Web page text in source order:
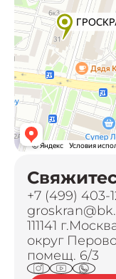
+7 (499) 403-
111141
округ
помещ. 6/3